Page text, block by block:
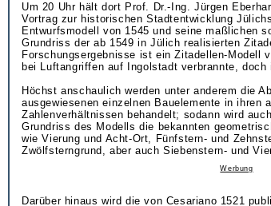
Um 20 Uhr hält dort Prof. Dr.-Ing. Jürgen
Vortrag zur historischen Stadtentwicklung
Entwurfsmodell von 1545 und seine maßlichen
Grundriss der ab 1549 in Jülich realisierten
Forschungsergebnisse ist ein Zitadellen-Modell
bei Luftangriffen auf Ingolstadt verbrannte,
Höchst anschaulich werden unter anderem die
ausgewiesenen einzelnen Bauelemente in ihren
Zahlenverhältnissen behandelt; sodann wird
Grundriss des Modells die bekannten
wie Vierung und Acht-Ort, Fünfstern- und
Zwölfsterngrund, aber auch Siebenstern- und
Werbung
Darüber hinaus wird die von Cesariano 1521